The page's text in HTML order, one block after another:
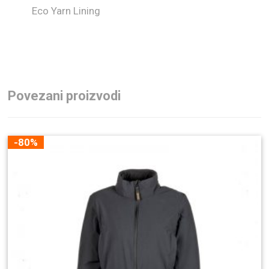
Eco Yarn Lining
Povezani proizvodi
-80%